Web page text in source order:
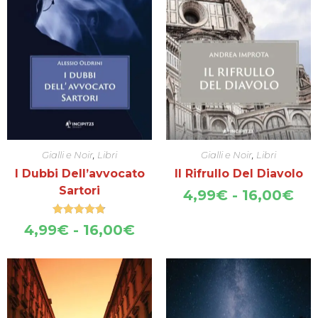
Gialli e Noir Libri
I Dubbi Dell’avvocato
Sartori
4,99€ - 16,00€Fascia
prezzo:
da
4,99€
a
16,00€
Valutato
4.75su 5
Gialli e Noir Libri
Il Rifrullo Del Diavolo
4,99€ - 16,00€